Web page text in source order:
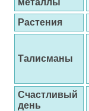
металлы
Растения
Талисманы
Счастливый
день